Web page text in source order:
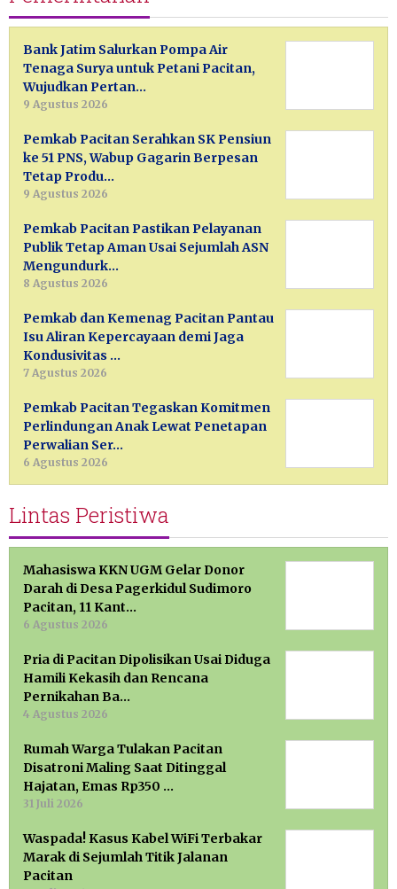
Bank Jatim Salurkan Pompa Air
Tenaga Surya untuk Petani Pacitan,
Wujudkan Pertan…
9 Agustus 2026
Pemkab Pacitan Serahkan SK Pensiun
ke 51 PNS, Wabup Gagarin Berpesan
Tetap Produ…
9 Agustus 2026
Pemkab Pacitan Pastikan Pelayanan
Publik Tetap Aman Usai Sejumlah ASN
Mengundurk…
8 Agustus 2026
Pemkab dan Kemenag Pacitan Pantau
Isu Aliran Kepercayaan demi Jaga
Kondusivitas …
7 Agustus 2026
Pemkab Pacitan Tegaskan Komitmen
Perlindungan Anak Lewat Penetapan
Perwalian Ser…
6 Agustus 2026
Lintas Peristiwa
Mahasiswa KKN UGM Gelar Donor
Darah di Desa Pagerkidul Sudimoro
Pacitan, 11 Kant…
6 Agustus 2026
Pria di Pacitan Dipolisikan Usai Diduga
Hamili Kekasih dan Rencana
Pernikahan Ba…
4 Agustus 2026
Rumah Warga Tulakan Pacitan
Disatroni Maling Saat Ditinggal
Hajatan, Emas Rp350 …
31 Juli 2026
Waspada! Kasus Kabel WiFi Terbakar
Marak di Sejumlah Titik Jalanan
Pacitan